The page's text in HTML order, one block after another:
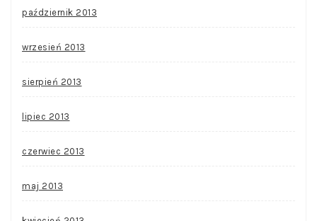
październik 2013
wrzesień 2013
sierpień 2013
lipiec 2013
czerwiec 2013
maj 2013